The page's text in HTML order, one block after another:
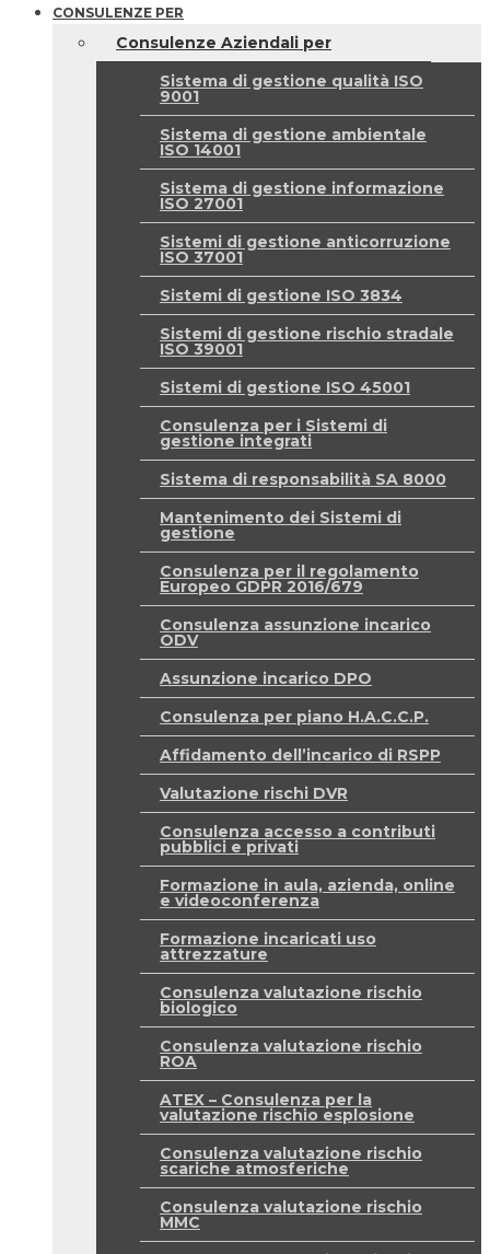
CONSULENZE PER
Consulenze Aziendali per
Sistema di gestione qualità ISO
9001
Sistema di gestione ambientale
ISO 14001
Sistema di gestione informazione
ISO 27001
Sistemi di gestione anticorruzione
ISO 37001
Sistemi di gestione ISO 3834
Sistemi di gestione rischio stradale
ISO 39001
Sistemi di gestione ISO 45001
Consulenza per i Sistemi di
gestione integrati
Sistema di responsabilità SA 8000
Mantenimento dei Sistemi di
gestione
Consulenza per il regolamento
Europeo GDPR 2016/679
Consulenza assunzione incarico
ODV
Assunzione incarico DPO
Consulenza per piano H.A.C.C.P.
Affidamento dell’incarico di RSPP
Valutazione rischi DVR
Consulenza accesso a contributi
pubblici e privati
Formazione in aula, azienda, online
e videoconferenza
Formazione incaricati uso
attrezzature
Consulenza valutazione rischio
biologico
Consulenza valutazione rischio
ROA
ATEX – Consulenza per la
valutazione rischio esplosione
Consulenza valutazione rischio
scariche atmosferiche
Consulenza valutazione rischio
MMC